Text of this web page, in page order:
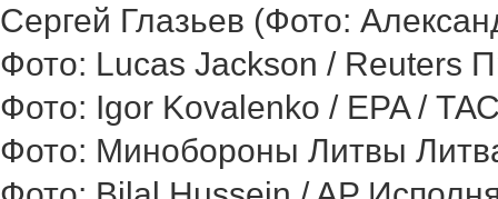
Сергей Глазьев (Фото:
Фото: Lucas Jackson / Reuters
Фото: Igor Kovalenko / EPA /
Фото: Минобороны Литвы